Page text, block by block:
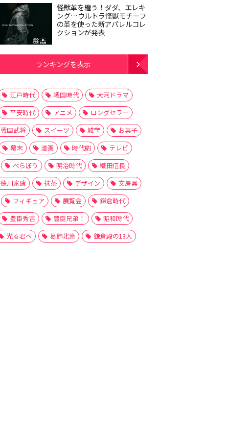
怪獣革を纏う！ダダ、エレキ
ング…ウルトラ怪獣モチーフ
の革を使った新アパレルコレ
クションが発表
ランキングを表示
江戸時代 戦国時代
大河ドラマ
平安時代
アニメ
ロングセラー
戦国武将
スイーツ 雑学
お菓子
幕末
漫画 時代劇
テレビ
べらぼう
明治時代
織田信長
徳川家康
抹茶 デザイン
文房具
フィギュア
展覧会
鎌倉時代
豊臣秀吉
豊臣兄弟！
昭和時代
光る君へ
葛飾北斎 鎌倉殿の13人